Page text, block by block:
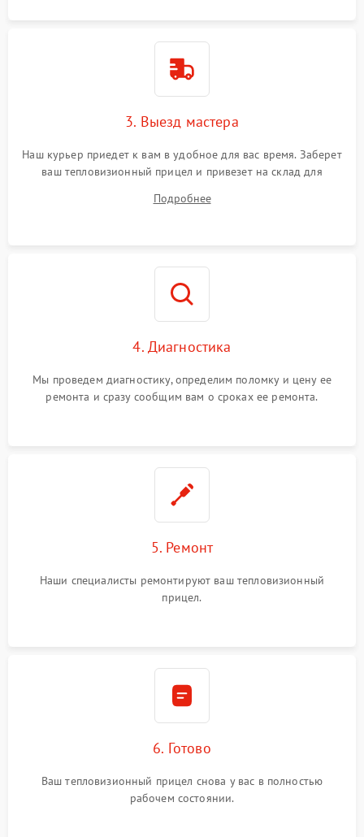
Поломка системы защиты
3. Выезд мастера
Наш курьер приедет к вам в удобное для вас время. Заберет
ваш тепловизионный прицел и привезет на склад для
Подробнее
4. Диагностика
Мы проведем диагностику, определим поломку и цену ее
ремонта и сразу сообщим вам о сроках ее ремонта.
5. Ремонт
Наши специалисты ремонтируют ваш тепловизионный
прицел.
6. Готово
Ваш тепловизионный прицел снова у вас в полностью
рабочем состоянии.